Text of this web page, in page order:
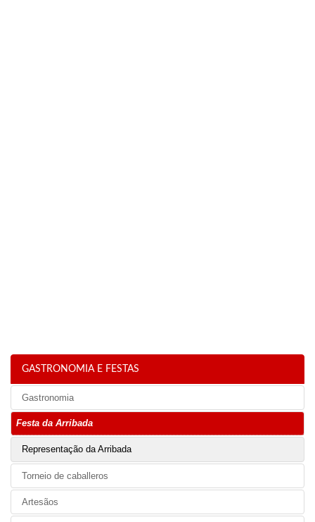
GASTRONOMIA E FESTAS
Gastronomia
Festa da Arribada
Representação da Arribada
Torneio de caballeros
Artesãos